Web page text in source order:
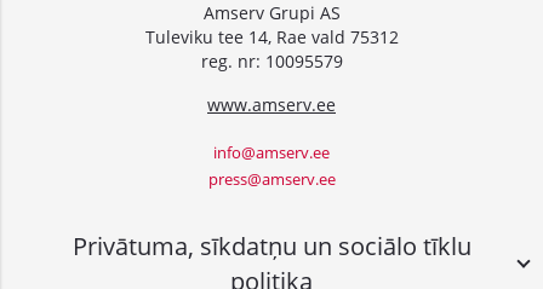
Amserv Grupi AS
Tuleviku tee 14, Rae vald 75312
reg. nr: 10095579
www.amserv.ee
info@amserv.ee
press@amserv.ee
Privātuma, sīkdatņu un sociālo tīklu
politika